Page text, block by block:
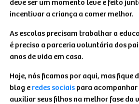
deve ser um momento leve e feito
incentivar a criança a comer melhor.
As escolas precisam trabalhar a
é preciso a parceria voluntária dos
anos de vida em casa.
Hoje, nós ficamos por aqui, mas fique
blog e redes sociais para
auxiliar seus filhos na melhor fase da